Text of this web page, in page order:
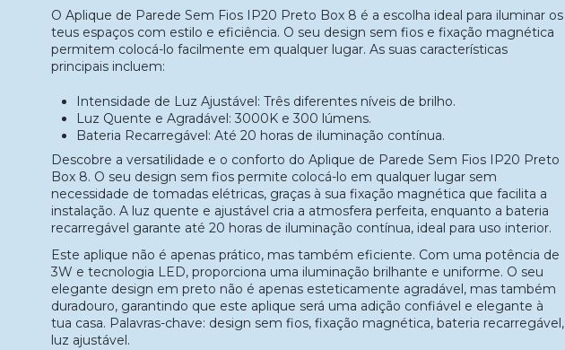
O Aplique de Parede Sem Fios IP20 Preto Box 8 é a escolha ideal para iluminar os
teus espaços com estilo e eficiência. O seu design sem fios e fixação magnética
permitem colocá-lo facilmente em qualquer lugar. As suas características
principais incluem:
Intensidade de Luz Ajustável: Três diferentes níveis de brilho.
Luz Quente e Agradável: 3000K e 300 lúmens.
Bateria Recarregável: Até 20 horas de iluminação contínua.
Descobre a versatilidade e o conforto do Aplique de Parede Sem Fios IP20 Preto
Box 8. O seu design sem fios permite colocá-lo em qualquer lugar sem
necessidade de tomadas elétricas, graças à sua fixação magnética que facilita a
instalação. A luz quente e ajustável cria a atmosfera perfeita, enquanto a bateria
recarregável garante até 20 horas de iluminação contínua, ideal para uso interior.
Este aplique não é apenas prático, mas também eficiente. Com uma potência de
3W e tecnologia LED, proporciona uma iluminação brilhante e uniforme. O seu
elegante design em preto não é apenas esteticamente agradável, mas também
duradouro, garantindo que este aplique será uma adição confiável e elegante à
tua casa. Palavras-chave: design sem fios, fixação magnética, bateria recarregável,
luz ajustável.